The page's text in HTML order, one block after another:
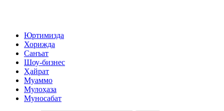
Юртимизда
Хорижда
Санъат
Шоу-бизнес
Ҳайрат
Муаммо
Мулоҳаза
Муносабат